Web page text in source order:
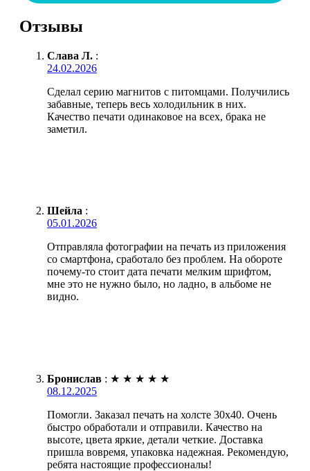
Отзывы
Слава Л. :
24.02.2026
Сделал серию магнитов с питомцами. Получились
забавные, теперь весь холодильник в них.
Качество печати одинаковое на всех, брака не
заметил.
Шейла :
05.01.2026
Отправляла фотографии на печать из приложения
со смартфона, сработало без проблем. На обороте
почему-то стоит дата печати мелким шрифтом,
мне это не нужно было, но ладно, в альбоме не
видно.
Бронислав : ★ ★ ★ ★ ★
08.12.2025
Помогли. Заказал печать на холсте 30х40. Очень
быстро обработали и отправили. Качество на
высоте, цвета яркие, детали четкие. Доставка
пришла вовремя, упаковка надежная. Рекомендую,
ребята настоящие профессионалы!